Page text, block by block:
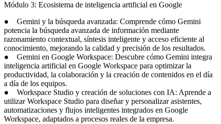
Módulo 3: Ecosistema de inteligencia artificial en Google
● Gemini y la búsqueda avanzada: Comprende cómo Gemini
potencia la búsqueda avanzada de información mediante
razonamiento contextual, síntesis inteligente y acceso eficiente al
conocimiento, mejorando la calidad y precisión de los resultados.
● Gemini en Google Workspace: Descubre cómo Gemini integra
inteligencia artificial en Google Workspace para optimizar la
productividad, la colaboración y la creación de contenidos en el día
a día de los equipos.
● Workspace Studio y creación de soluciones con IA: Aprende a
utilizar Workspace Studio para diseñar y personalizar asistentes,
automatizaciones y flujos inteligentes integrados en Google
Workspace, adaptados a procesos reales de la empresa.